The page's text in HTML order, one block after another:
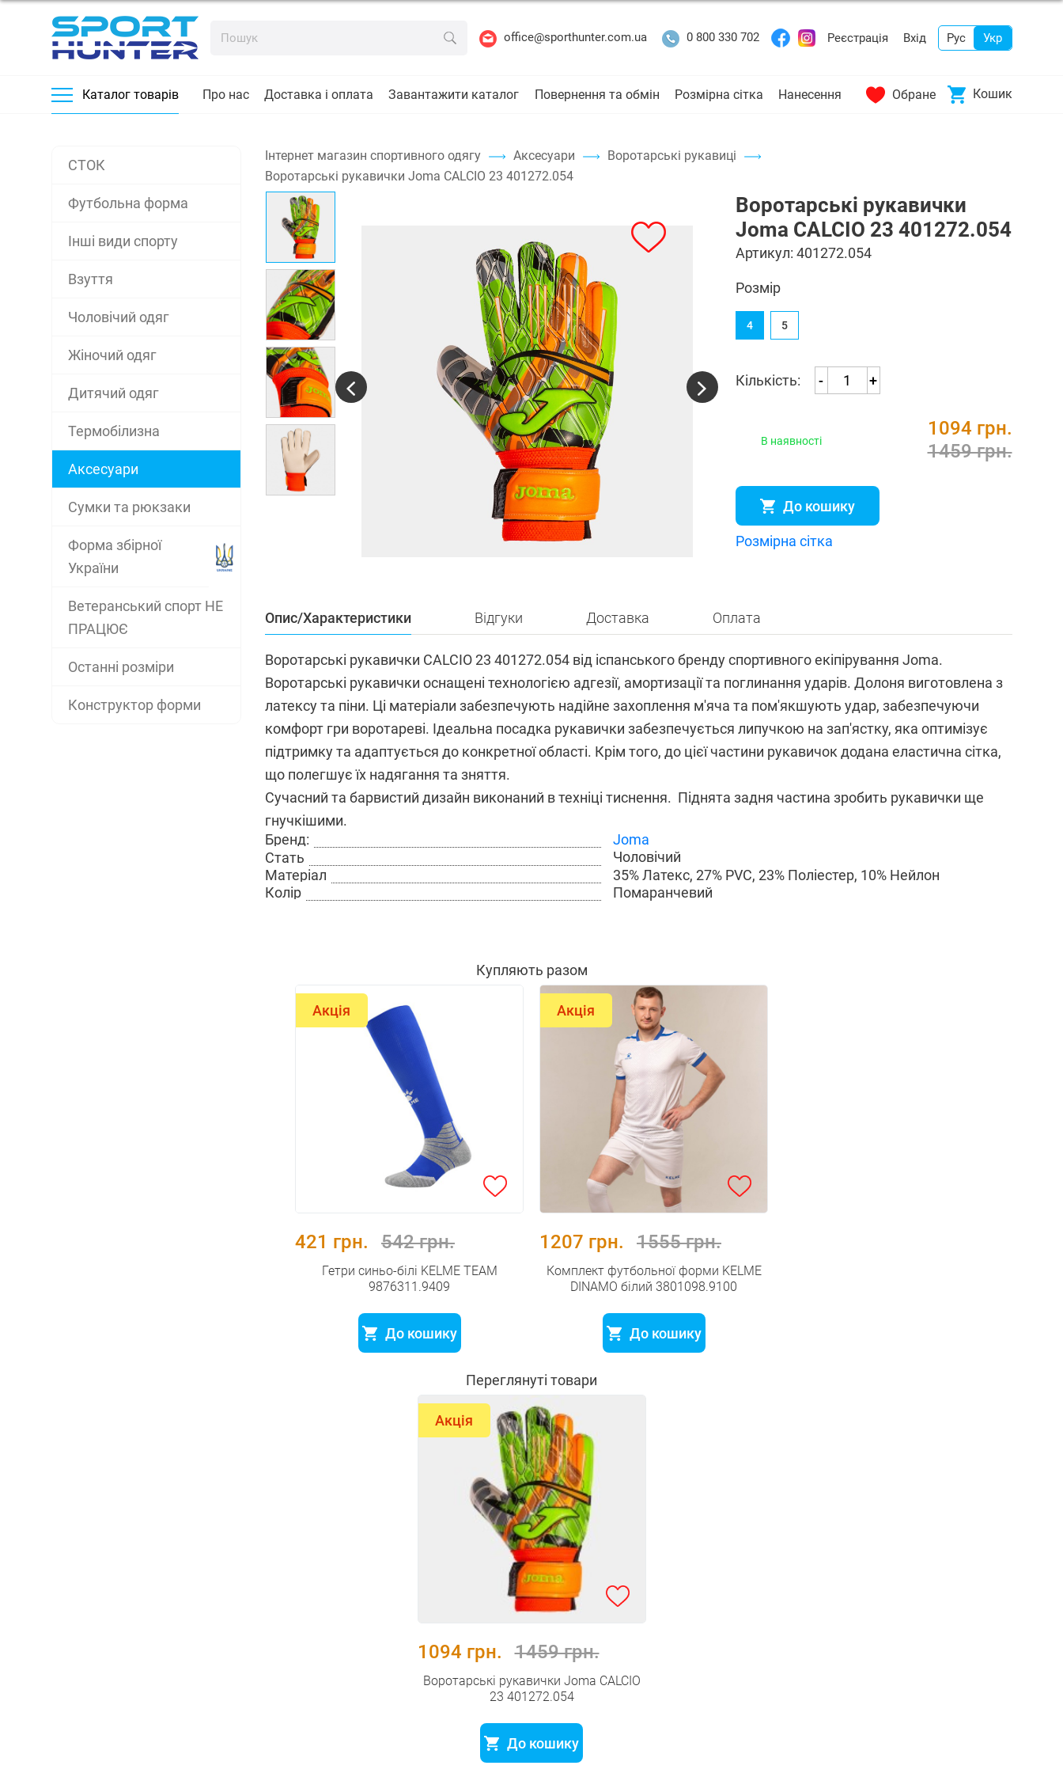
office@sporthunter.com.ua 0 800 330 702 Реєстрація Вхід Рус Укр
Каталог товарів Про нас Доставка і оплата Завантажити каталог Повернення та обмін Розмірна сітка Нанесення Обране Кошик
СТОК
Футбольна форма
Інші види спорту
Взуття
Чоловічий одяг
Жіночий одяг
Дитячий одяг
Термобілизна
Аксесуари
Сумки та рюкзаки
Форма збірної
України
Ветеранський спорт НЕ
ПРАЦЮЄ
Останні розміри
Конструктор форми
Інтернет магазин спортивного одягу Аксесуари
Воротарські рукавиці
Воротарські рукавички Joma CALCIO 23 401272.054
Воротарські рукавички
Joma CALCIO 23 401272.054
Артикул: 401272.054
Розмір
4 5
Кількість: - +
В наявності
1094 грн.
1459 грн.
До кошику
Розмірна сітка
Опис/Характеристики Відгуки Доставка Оплата
Воротарські рукавички CALCIO 23 401272.054 від іспанського бренду спортивного екіпірування Joma.
Воротарські рукавички оснащені технологією адгезії, амортизації та поглинання ударів. Долоня виготовлена ​​з
латексу та піни. Ці матеріали забезпечують надійне захоплення м'яча та пом'якшують удар, забезпечуючи
комфорт гри воротареві. Ідеальна посадка рукавички забезпечується липучкою на зап'ястку, яка оптимізує
підтримку та адаптується до конкретної області. Крім того, до цієї частини рукавичок додана еластична сітка,
що полегшує їх надягання та зняття.
Сучасний та барвистий дизайн виконаний в техніці тиснення. Піднята задня частина зробить рукавички ще
гнучкішими.
Бренд:
Joma
Стать
Чоловічий
Матеріал
35% Латекс, 27% PVC, 23% Поліестер, 10% Нейлон
Колір
Помаранчевий
Купляють разом
Акція
421 грн. 542 грн.
Гетри синьо-білі KELME TEAM
9876311.9409
До кошику
Акція
1207 грн. 1555 грн.
Комплект футбольної форми KELME
DINAMO білий 3801098.9100
До кошику
Переглянуті товари
Акція
1094 грн. 1459 грн.
Воротарські рукавички Joma CALCIO
23 401272.054
До кошику